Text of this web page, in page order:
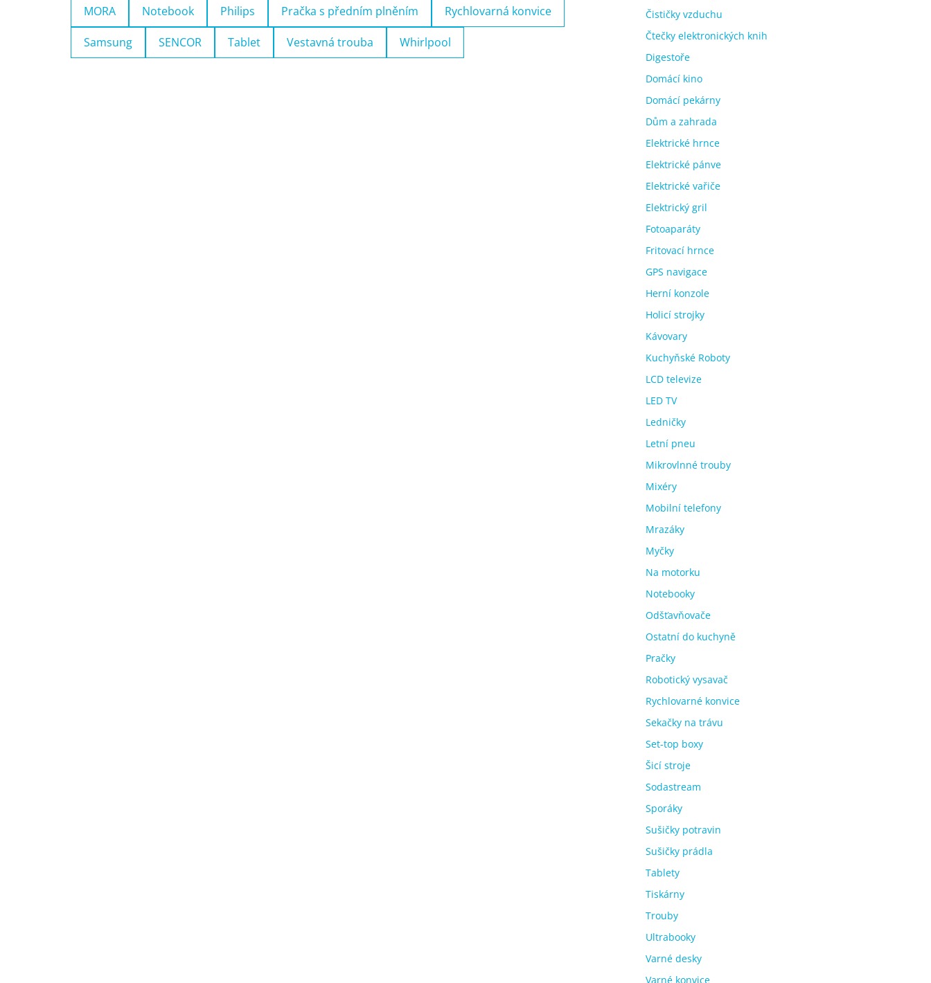
MORA Notebook Philips Pračka s předním plněním Rychlovarná konvice
Samsung SENCOR Tablet Vestavná trouba Whirlpool
Čističky vzduchu
Čtečky elektronických knih
Digestoře
Domácí kino
Domácí pekárny
Dům a zahrada
Elektrické hrnce
Elektrické pánve
Elektrické vařiče
Elektrický gril
Fotoaparáty
Fritovací hrnce
GPS navigace
Herní konzole
Holicí strojky
Kávovary
Kuchyňské Roboty
LCD televize
LED TV
Ledničky
Letní pneu
Mikrovlnné trouby
Mixéry
Mobilní telefony
Mrazáky
Myčky
Na motorku
Notebooky
Odšťavňovače
Ostatní do kuchyně
Pračky
Robotický vysavač
Rychlovarné konvice
Sekačky na trávu
Set-top boxy
Šicí stroje
Sodastream
Sporáky
Sušičky potravin
Sušičky prádla
Tablety
Tiskárny
Trouby
Ultrabooky
Varné desky
Varné konvice